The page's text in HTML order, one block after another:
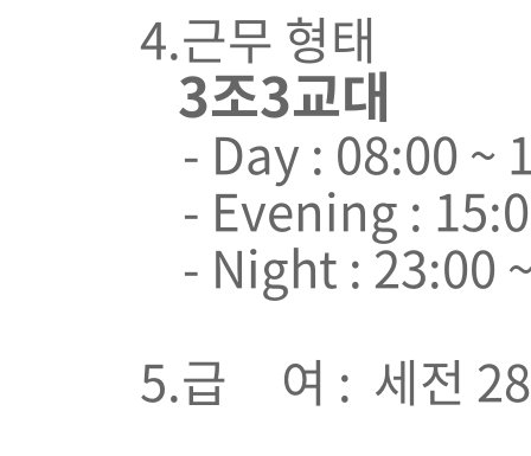
4.근무 형태
3조3교대
- Day : 08:00 ~
- Evening :
- Night : 23:00
5.급 여 : 세전